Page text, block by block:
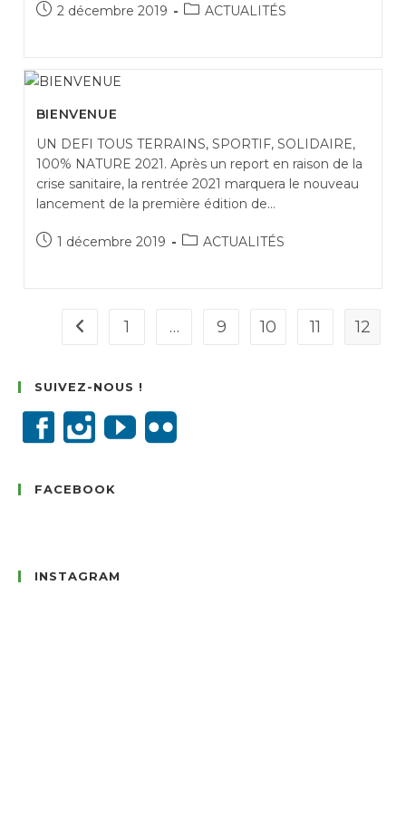
Publication
2 décembre 2019
PostACTUALITÉS
BIENVENUE
UN DEFI TOUS TERRAINS, SPORTIF, SOLIDAIRE,
100% NATURE 2021. Après un report en raison de la
crise sanitaire, la rentrée 2021 marquera le nouveau
lancement de la première édition de…
Publication
1 décembre 2019
PostACTUALITÉS
Go to the previous page
1 … 9 10 11 12
SUIVEZ-NOUS !
FACEBOOK
INSTAGRAM